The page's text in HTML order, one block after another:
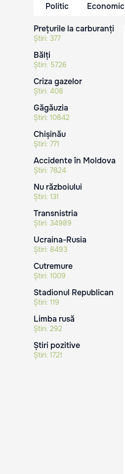
Politic Economic
Prețurile la carburanți
Știri: 377
Bălți
Știri: 5726
Criza gazelor
Știri: 408
Găgăuzia
Știri: 10842
Chișinău
Știri: 771
Accidente în Moldova
Știri: 7824
Nu războiului
Știri: 131
Transnistria
Știri: 34989
Ucraina-Rusia
Știri: 8493
Cutremure
Știri: 1009
Stadionul Republican
Știri: 119
Limba rusă
Știri: 292
Știri pozitive
Știri: 1721